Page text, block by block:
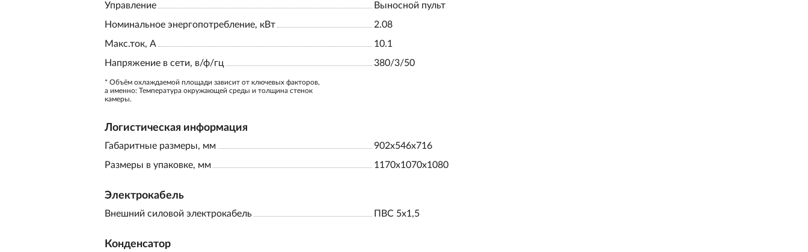
Управление
Выносной пульт
Номинальное энергопотребление, кВт
2.08
Макс.ток, А
10.1
Напряжение в сети, в/ф/гц
380/3/50
* Объём охлаждаемой площади зависит от ключевых факторов,
а именно: Температура окружающей среды и толщина стенок
камеры.
Логистическая информация
Габаритные размеры, мм
902x546x716
Размеры в упаковке, мм
1170x1070x1080
Электрокабель
Внешний силовой электрокабель ПВС 5х1,5
Конденсатор